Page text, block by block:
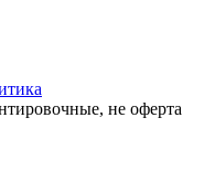
не оферта